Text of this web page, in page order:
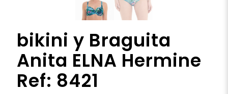
bikini y Braguita
Anita ELNA Hermine
Ref: 8421